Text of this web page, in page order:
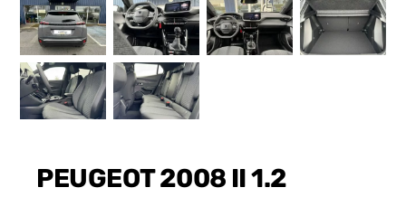
PEUGEOT 2008 II 1.2